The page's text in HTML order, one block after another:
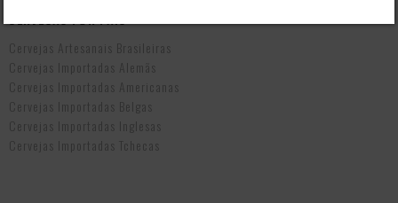
CERVEJAS POR PAÍS
Cervejas Artesanais Brasileiras
Cervejas Importadas Alemãs
Cervejas Importadas Americanas
Cervejas Importadas Belgas
Cervejas Importadas Inglesas
Cervejas Importadas Tchecas